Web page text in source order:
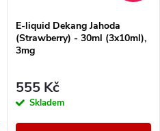
E-liquid Dekang Jahoda
(Strawberry) - 30ml (3x10ml),
3mg
555 Kč
Skladem